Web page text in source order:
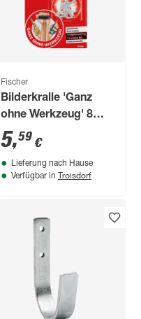
Fischer
Bilderkralle 'Ganz
ohne Werkzeug' 8
Stück
5,59 €
Lieferung nach Hause
Verfügbar in Troisdorf